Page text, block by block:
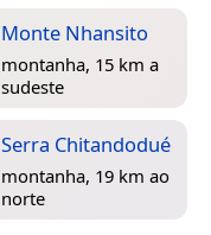
Monte Nhansito
montanha, 15 km a
sudeste
Serra Chitandodué
montanha, 19 km ao
norte